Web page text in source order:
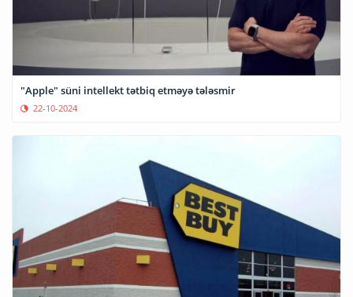
"Apple" süni intellekt tətbiq etməyə tələsmir
22-10-2024